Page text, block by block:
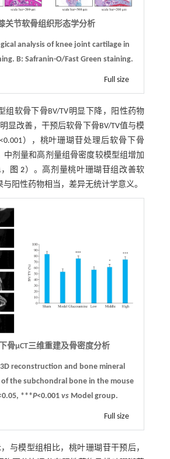
关节软骨组织形态学分析
analysis of knee joint cartilage in
B: Safranin-O/Fast Green staining.
Full size
组软骨下骨BV/TV明显下降，阳性药物
显改善，干预后软骨下骨BV/TV值与模
），桃叶珊瑚苷处理后软骨下骨
中剂量和高剂量组骨密度较模型组增加
图 2 ）。高剂量桃叶珊瑚苷组改善软
与阳性药物相当，差异无统计学意义。
骨μCT三维重建及骨密度分析
3D reconstruction and bone mineral
the subchondral bone in the mouse
***P<0.001 vsModel group.
Full size
与模型组相比，桃叶珊瑚苷干预后，